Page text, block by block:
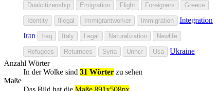
Dualcitizenship Emigration Flight Foreigners Greece
Identity Illegal Immigrantworker Immigration
Integration
Iran
Iraq Italy Legal Naturalization Newlife
Refugees Returnees Syria Unhcr Usa
Ukraine
Anzahl Wörter
In der Wolke sind 31 Wörter zu sehen
Maße
Das Bild hat die Maße 891x508px